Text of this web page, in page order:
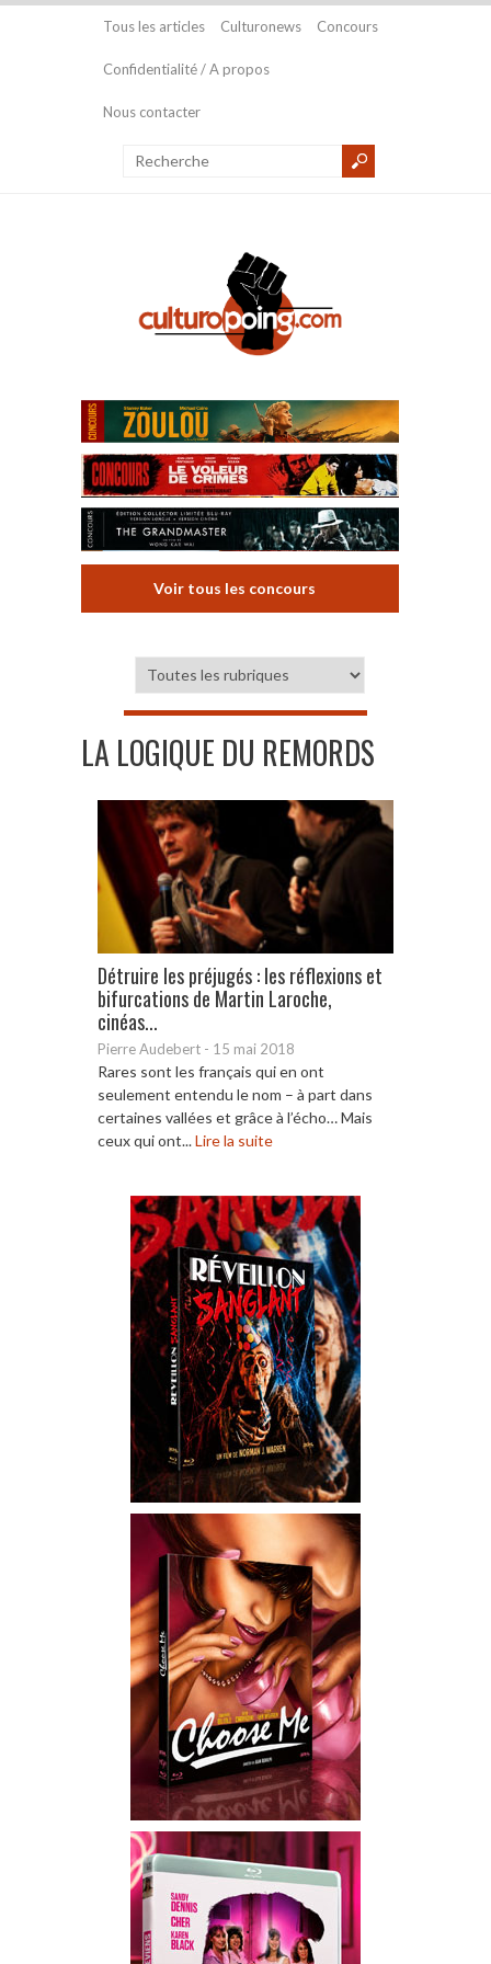
Tous les articles Culturonews Concours
Confidentialité / A propos
Nous contacter
Voir tous les concours
LA LOGIQUE DU REMORDS
Détruire les préjugés : les réflexions et
bifurcations de Martin Laroche,
cinéas...
Pierre Audebert - 15 mai 2018
Rares sont les français qui en ont
seulement entendu le nom – à part dans
certaines vallées et grâce à l’écho… Mais
ceux qui ont...Lire la suite